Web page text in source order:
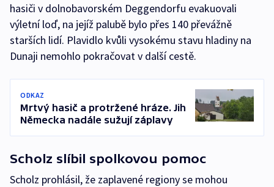
hasiči v dolnobavorském Deggendorfu evakuovali
výletní loď, na jejíž palubě bylo přes 140 převážně
starších lidí. Plavidlo kvůli vysokému stavu hladiny na
Dunaji nemohlo pokračovat v další cestě.
ODKAZ
Mrtvý hasič a protržené hráze. Jih
Německa nadále sužují záplavy
Scholz slíbil spolkovou pomoc
Scholz prohlásil, že zaplavené regiony se mohou